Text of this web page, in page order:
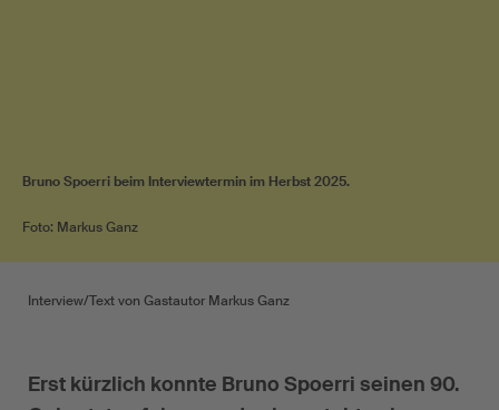
Bruno Spoerri beim Interviewtermin im Herbst 2025.
Foto: Markus Ganz
Interview/Text von Gastautor Markus Ganz
Erst kürzlich konnte Bruno Spoerri seinen 90.